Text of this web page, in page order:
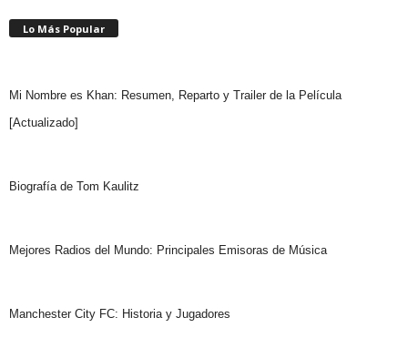
Lo Más Popular
Mi Nombre es Khan: Resumen, Reparto y Trailer de la Película
[Actualizado]
Biografía de Tom Kaulitz
Mejores Radios del Mundo: Principales Emisoras de Música
Manchester City FC: Historia y Jugadores